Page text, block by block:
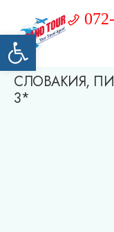
Открыть панель
СЛОВАКИЯ,
3*